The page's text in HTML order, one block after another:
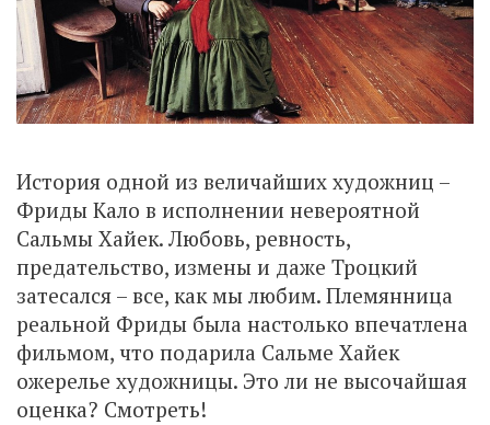
История одной из величайших художниц –
Фриды Кало в исполнении невероятной
Сальмы Хайек. Любовь, ревность,
предательство, измены и даже Троцкий
затесался – все, как мы любим. Племянница
реальной Фриды была настолько впечатлена
фильмом, что подарила Сальме Хайек
ожерелье художницы. Это ли не высочайшая
оценка? Смотреть!